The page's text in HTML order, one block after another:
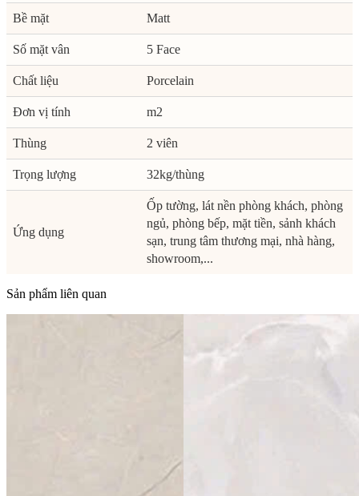
Bề mặt Matt
Số mặt vân 5 Face
Chất liệu Porcelain
Đơn vị tính m2
Thùng 2 viên
Trọng lượng 32kg/thùng
Ứng dụng
Ốp tường, lát nền phòng khách, phòng
ngủ, phòng bếp, mặt tiền, sảnh khách
sạn, trung tâm thương mại, nhà hàng,
showroom,...
Sản phẩm liên quan